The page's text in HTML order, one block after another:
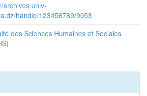
archives.univ-
handle/123456789/9053
des Sciences Humaines et Sociales